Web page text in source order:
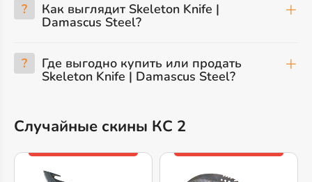
? Как выглядит Skeleton Knife |
Damascus Steel?
? Где выгодно купить или продать
Skeleton Knife | Damascus Steel?
Случайные скины КС 2